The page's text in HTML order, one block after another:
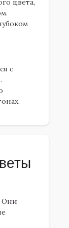
цвета,
с
Они